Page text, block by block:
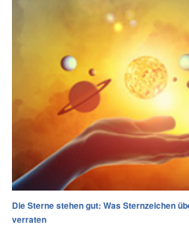
Die Sterne stehen gut: Was Sternzeichen
verraten